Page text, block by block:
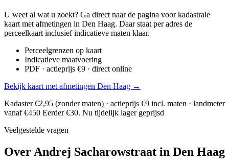
U weet al wat u zoekt? Ga direct naar de pagina voor kadastrale
kaart met afmetingen in Den Haag. Daar staat per adres de
perceelkaart inclusief indicatieve maten klaar.
Perceelgrenzen op kaart
Indicatieve maatvoering
PDF · actieprijs €9 · direct online
Bekijk kaart met afmetingen Den Haag →
Kadaster €2,95 (zonder maten) · actieprijs €9 incl. maten · landmeter
vanaf €450 Eerder €30. Nu tijdelijk lager geprijsd
Veelgestelde vragen
Over Andrej Sacharowstraat in Den Haag